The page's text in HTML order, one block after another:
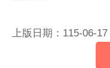
上版日期：115-06-17